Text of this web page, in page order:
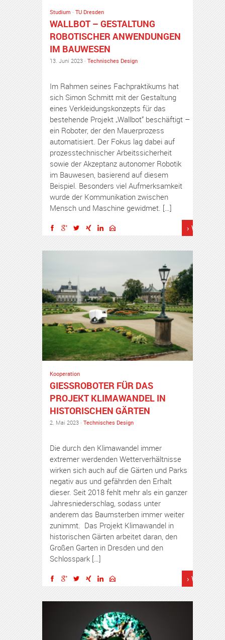
Studium · TU Dresden
WALLBOT – GESTALTUNG
ROBOTISCHER ANWENDUNGEN
IM BAUWESEN
13. Juni 2023 · Technisches Design
Im Rahmen seines Fachpraktikums hat
sich Simon Schmitt mit der Gestaltung
eines Verkleidungskonzepts für das
bestehende Projekt „Wallbot“ beschäftigt –
ein Roboter, der den Mauerprozess
automatisiert. Der Fokus lag dabei auf
prozesstechnischer Arbeitssicherheit
sowie der Akzeptanz autonomer Robotik
im Bauwesen, basierend auf diesem
Beispiel. Besonders viel Aufmerksamkeit
wurde der Kommunikation zwischen
Mensch und Maschine gewidmet. […]
›
Kooperation
GIESSROBOTER FÜR DAS P
ROJEKT KLIMAWANDEL IN H
ISTORISCHEN GÄRTEN
2. Mai 2023 · Technisches Design
Die durch den Klimawandel immer
extremer werdenden Wetterverhältnisse
wirken sich auch auf die Gärten und Parks
negativ aus und gefährden den Erhalt
dieser. Seit 2018 fehlt mehr als ein ganzer
Jahresniederschlag, sodass unter
anderem das Baumsterben immer weiter
zunimmt. Das Projekt Klimawandel in
historischen Gärten arbeitet daran, den
Großen Garten in Dresden und den
Schlosspark […]
›